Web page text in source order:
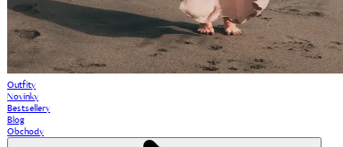
Outfity
Novinky
Bestsellery
Blog
Obchody